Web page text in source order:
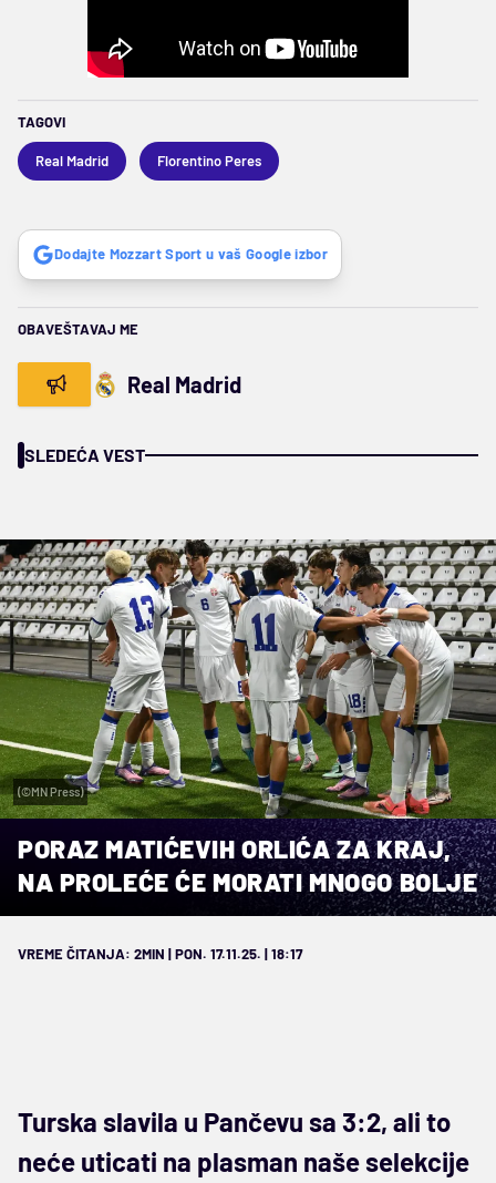
TAGOVI
Real Madrid Florentino Peres
Dodajte Mozzart Sport u vaš Google izbor
OBAVEŠTAVAJ ME
Real Madrid
SLEDEĆA VEST
(©MN Press)
PORAZ MATIĆEVIH ORLIĆA ZA KRAJ,
NA PROLEĆE ĆE MORATI MNOGO BOLJE
VREME ČITANJA: 2MIN | PON. 17.11.25. | 18:17
Turska slavila u Pančevu sa 3:2, ali to
neće uticati na plasman naše selekcije